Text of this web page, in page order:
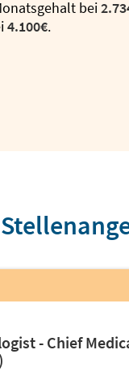
bei
4.100€.
- Chief